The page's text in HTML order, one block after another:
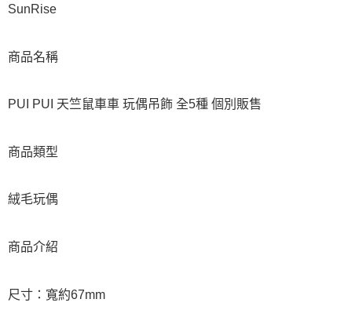
SunRise
商品名稱
PUI PUI 天竺鼠車車 玩偶吊飾 全5種 個別販售
商品類型
絨毛玩偶
商品介紹
尺寸：寬約67mm